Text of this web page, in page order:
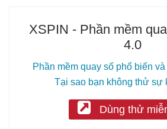
XSPIN - Phần mềm
4.0
Phần mềm quay số phổ biến
Tại sao bạn không thử sự
Dùng thử